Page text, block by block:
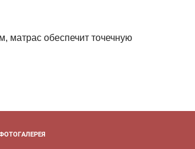
матрас обеспечит точечную